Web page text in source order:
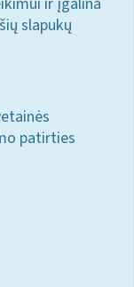
slapukų
patirties